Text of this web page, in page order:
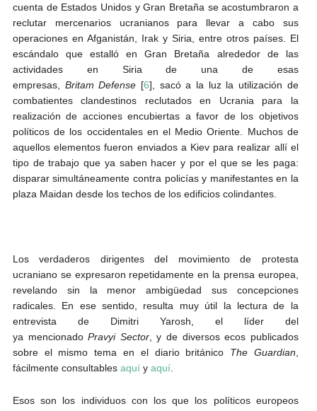
cuenta de Estados Unidos y Gran Bretaña se acostumbraron a
reclutar mercenarios ucranianos para llevar a cabo sus
operaciones en Afganistán, Irak y Siria, entre otros países. El
escándalo que estalló en Gran Bretaña alrededor de las
actividades en Siria de una de esas
empresas, Britam Defense [6], sacó a la luz la utilización de
combatientes clandestinos reclutados en Ucrania para la
realización de acciones encubiertas a favor de los objetivos
políticos de los occidentales en el Medio Oriente. Muchos de
aquellos elementos fueron enviados a Kiev para realizar allí el
tipo de trabajo que ya saben hacer y por el que se les paga:
disparar simultáneamente contra policías y manifestantes en la
plaza Maidan desde los techos de los edificios colindantes.
Los verdaderos dirigentes del movimiento de protesta
ucraniano se expresaron repetidamente en la prensa europea,
revelando sin la menor ambigüedad sus concepciones
radicales. En ese sentido, resulta muy útil la lectura de la
entrevista de Dimitri Yarosh, el líder del
ya mencionadoPravyi Sector, y de diversos ecos publicados
sobre el mismo tema en el diario británico The Guardian
fácilmente consultables aquíy aquí.
Esos son los individuos con los que los políticos europeos